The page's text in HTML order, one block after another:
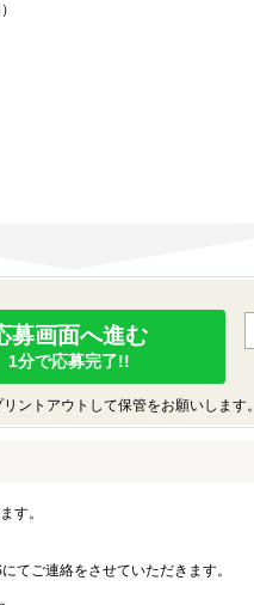
募画面へ進む
1分で応募完了!!
ントアウトして保管をお願いします。
す。
てご連絡をさせていただきます。